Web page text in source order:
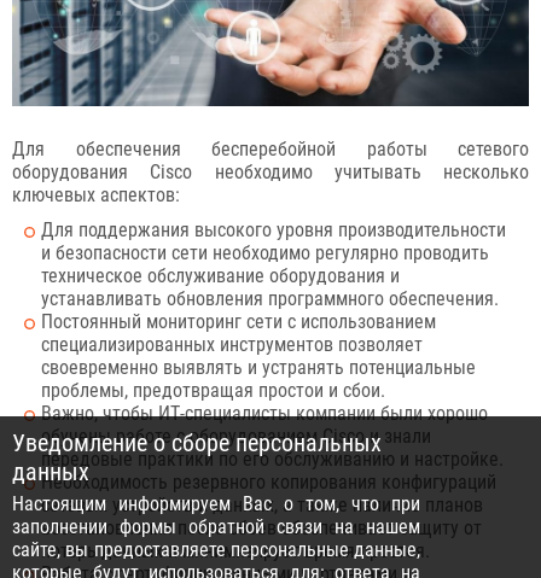
Для обеспечения бесперебойной работы сетевого
оборудования Cisco необходимо учитывать несколько
ключевых аспектов:
Для поддержания высокого уровня производительности
и безопасности сети необходимо регулярно проводить
техническое обслуживание оборудования и
устанавливать обновления программного обеспечения.
Постоянный мониторинг сети с использованием
специализированных инструментов позволяет
своевременно выявлять и устранять потенциальные
проблемы, предотвращая простои и сбои.
Важно, чтобы ИТ-специалисты компании были хорошо
обучены работе с оборудованием Cisco и знали
передовые практики по его обслуживанию и настройке.
Необходимость резервного копирования конфигураций
сетевых устройств и данных, а также наличие планов
восстановления после сбоев обеспечивает защиту от
потерь данных и минимизирует время простоя.
Работа с сертифицированными партнерами и
Уведомление о сборе персональных
данных
Настоящим информируем Вас о том, что при
заполнении формы обратной связи на нашем
сайте, вы предоставляете персональные данные,
которые будут использоваться для: ответа на